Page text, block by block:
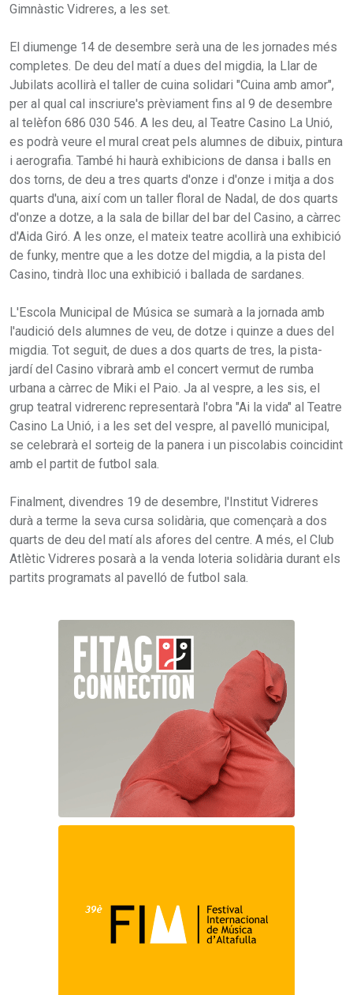
Gimnàstic Vidreres, a les set.
El diumenge 14 de desembre serà una de les jornades més
completes. De deu del matí a dues del migdia, la Llar de
Jubilats acollirà el taller de cuina solidari "Cuina amb amor",
per al qual cal inscriure's prèviament fins al 9 de desembre
al telèfon 686 030 546. A les deu, al Teatre Casino La Unió,
es podrà veure el mural creat pels alumnes de dibuix, pintura
i aerografia. També hi haurà exhibicions de dansa i balls en
dos torns, de deu a tres quarts d'onze i d'onze i mitja a dos
quarts d'una, així com un taller floral de Nadal, de dos quarts
d'onze a dotze, a la sala de billar del bar del Casino, a càrrec
d'Aida Giró. A les onze, el mateix teatre acollirà una exhibició
de funky, mentre que a les dotze del migdia, a la pista del
Casino, tindrà lloc una exhibició i ballada de sardanes.
L'Escola Municipal de Música se sumarà a la jornada amb
l'audició dels alumnes de veu, de dotze i quinze a dues del
migdia. Tot seguit, de dues a dos quarts de tres, la pista-
jardí del Casino vibrarà amb el concert vermut de rumba
urbana a càrrec de Miki el Paio. Ja al vespre, a les sis, el
grup teatral vidrerenc representarà l'obra "Ai la vida" al Teatre
Casino La Unió, i a les set del vespre, al pavelló municipal,
se celebrarà el sorteig de la panera i un piscolabis coincidint
amb el partit de futbol sala.
Finalment, divendres 19 de desembre, l'Institut Vidreres
durà a terme la seva cursa solidària, que començarà a dos
quarts de deu del matí als afores del centre. A més, el Club
Atlètic Vidreres posarà a la venda loteria solidària durant els
partits programats al pavelló de futbol sala.